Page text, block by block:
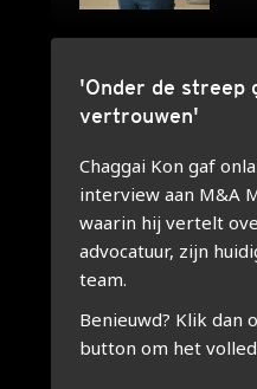
'Onder de streep
vertrouwen'
Chaggai Kon gaf
interview aan M&A
waarin hij vertelt
advocatuur, zijn
team.
Benieuwd? Klik dan
button om het